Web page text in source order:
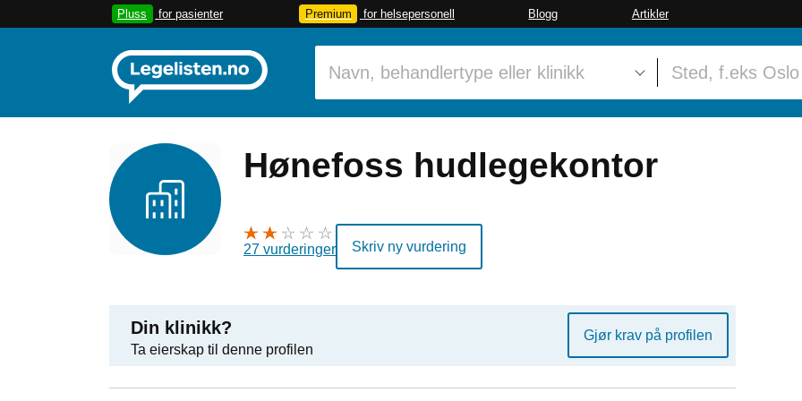
Pluss for pasienter Premium for helsepersonell Blogg Artikler
Hønefoss hudlegekontor
27 vurderinger Skriv ny vurdering
Din klinikk?
Ta eierskap til denne profilen
Gjør krav på profilen